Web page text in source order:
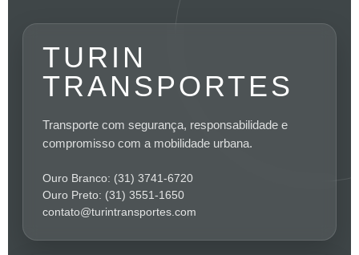
TURIN
TRANSPORTES
Transporte com segurança, responsabilidade e
compromisso com a mobilidade urbana.
Ouro Branco: (31) 3741-6720
Ouro Preto: (31) 3551-1650
contato@turintransportes.com